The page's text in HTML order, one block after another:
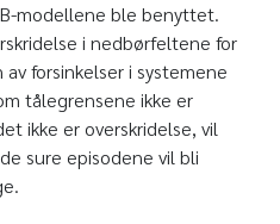
modellene ble benyttet.
i nedbørfeltene for
forsinkelser i systemene
tålegrensene ikke er
ikke er overskridelse, vil
sure episodene vil bli